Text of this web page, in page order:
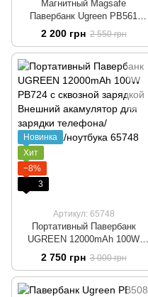
Магнитный Magsafe
Павербанк Ugreen PB561
10000 mAh 20 Вт с
беспроводной магнитной
зарядкой для iPhone 15/15
Pro/15 Pro Max, iPhone
14/13/12 Series Blue
2 200 грн 2 550 грн
Новинка
Хит
−8%
3
Артикул: 65748
Портативный Павербанк
UGREEN 12000mAh 100W
PB724 с сквозной зарядкой
Внешний акамулятор для
зарядки телефона/планшета/
ноутбука
2 750 грн 3 000 грн